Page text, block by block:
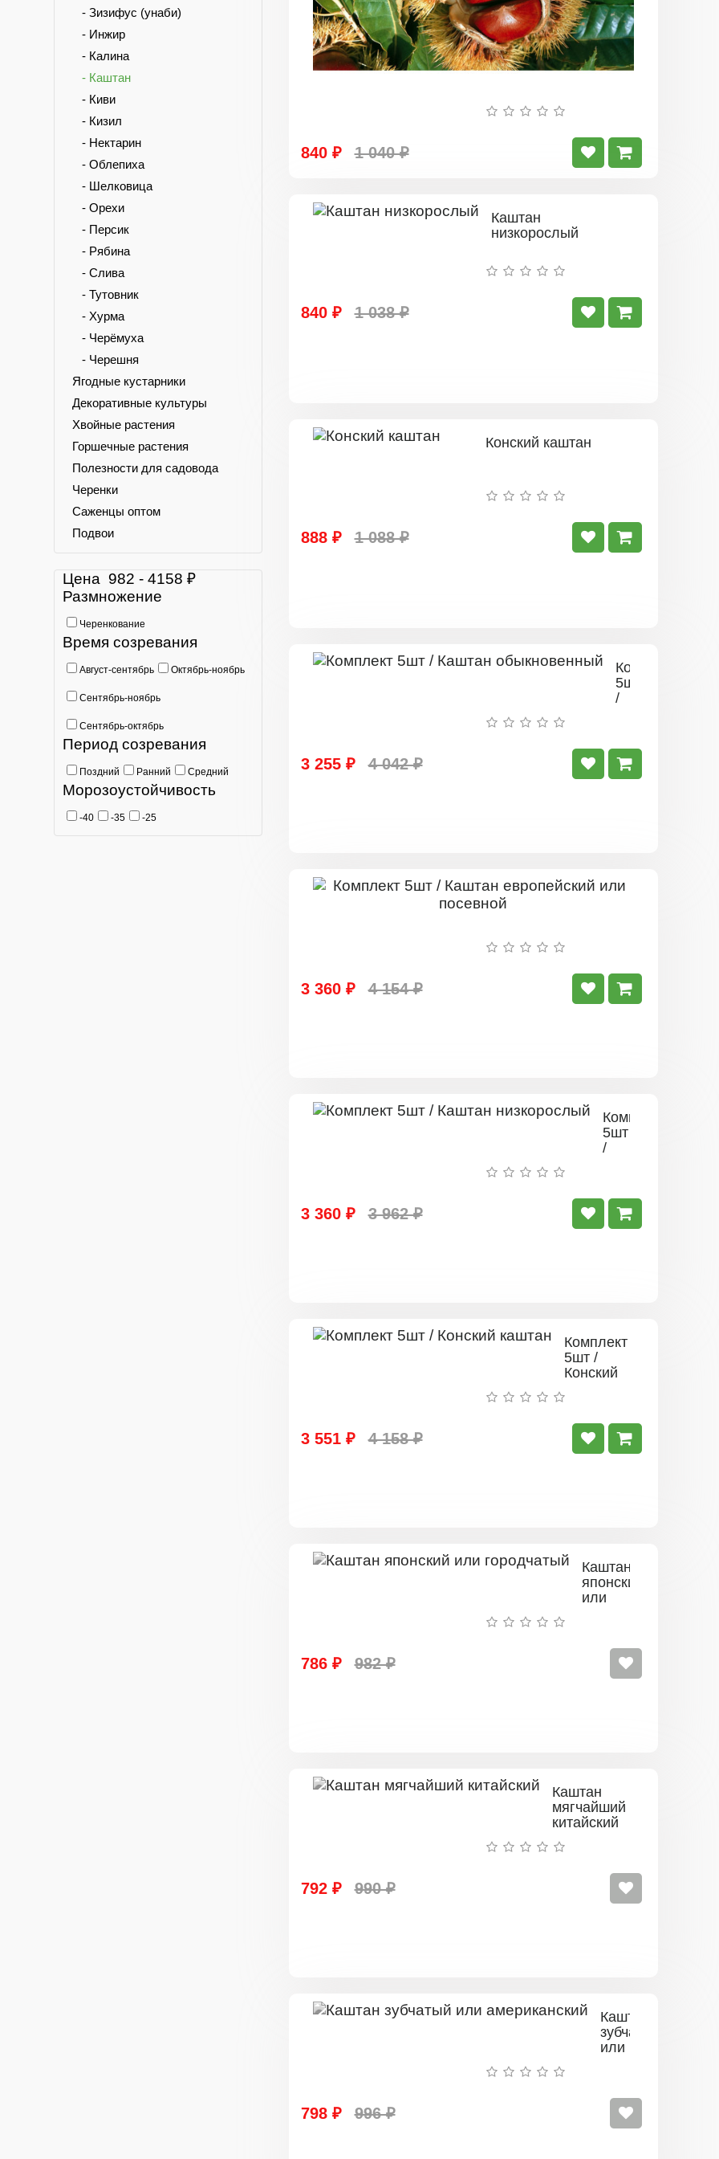
- Зизифус (унаби)
- Инжир
- Калина
- Каштан
- Киви
- Кизил
- Нектарин
- Облепиха
- Шелковица
- Орехи
- Персик
- Рябина
- Слива
- Тутовник
- Хурма
- Черёмуха
- Черешня
Ягодные кустарники
Декоративные культуры
Хвойные растения
Горшечные растения
Полезности для садовода
Черенки
Саженцы оптом
Подвои
Цена 982 - 4158 ₽
Размножение
Черенкование
Время созревания
Август-сентябрь Октябрь-ноябрь
Сентябрь-ноябрь
Сентябрь-октябрь
Период созревания
Поздний Ранний Средний
Морозоустойчивость
-40 -35 -25
840 ₽ 1 040 ₽
Каштан
низкорослый
840 ₽ 1 038 ₽
Конский каштан
888 ₽ 1 088 ₽
Комплект
5шт
/
3 255 ₽ 4 042 ₽
3 360 ₽ 4 154 ₽
Комплект
5шт
/
3 360 ₽ 3 962 ₽
Комплект
5шт /
Конский
3 551 ₽ 4 158 ₽
Каштан
японский
или
786 ₽ 982 ₽
Каштан
мягчайший
китайский
792 ₽ 990 ₽
Каштан
зубчатый
или
798 ₽ 996 ₽